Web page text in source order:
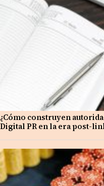
¿Cómo construyen
Digital PR en la era post-